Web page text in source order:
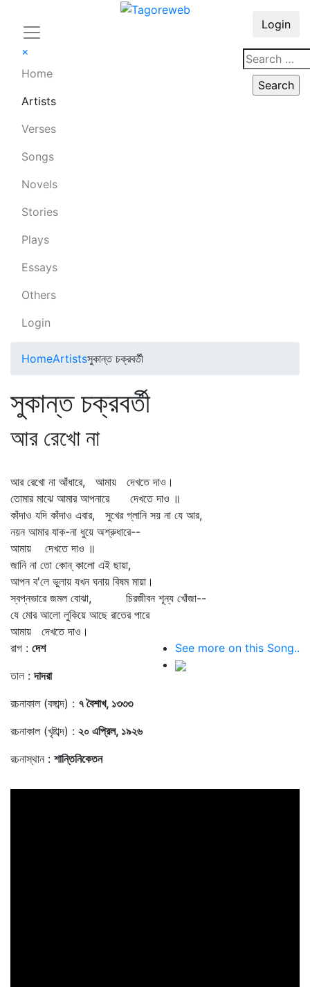
×
Home
Artists
Verses
Songs
Novels
Stories
Plays
Essays
Others
Login
Login
HomeArtistsসুকান্ত চক্রবর্তী
সুকান্ত চক্রবর্তী
আর রেখো না
আর রেখো না আঁধারে, আমায় দেখতে দাও।
তোমার মাঝে আমার আপনারে দেখতে দাও ॥
কাঁদাও যদি কাঁদাও এবার, সুখের গ্লানি সয় না যে আর,
নয়ন আমার যাক-না ধুয়ে অশ্রুধারে--
আমায় দেখতে দাও ॥
জানি না তো কোন্‌ কালো এই ছায়া,
আপন ব'লে ভুলায় যখন ঘনায় বিষম মায়া।
স্বপ্নভারে জমল বোঝা, চিরজীবন শূন্য খোঁজা--
যে মোর আলো লুকিয়ে আছে রাতের পারে
আমায় দেখতে দাও।
রাগ : দেশ
তাল :দাদরা
রচনাকাল (বঙ্গাব্দ) : ৭ বৈশাখ, ১৩৩৩
রচনাকাল (খৃষ্টাব্দ) : ২০ এপ্রিল, ১৯২৬
রচনাস্থান : শান্তিনিকেতন
See more on this Song..